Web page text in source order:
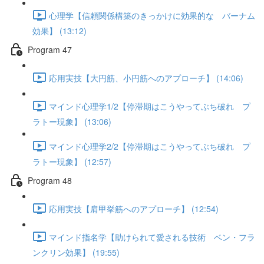
心理学【信頼関係構築のきっかけに効果的な バーナム
効果】 (13:12)
Program 47
応用実技【大円筋、小円筋へのアプローチ】 (14:06)
マインド心理学1/2【停滞期はこうやってぶち破れ プ
ラトー現象】 (13:06)
マインド心理学2/2【停滞期はこうやってぶち破れ プ
ラトー現象】 (12:57)
Program 48
応用実技【肩甲挙筋へのアプローチ】 (12:54)
マインド指名学【助けられて愛される技術 ベン・フラ
ンクリン効果】 (19:55)